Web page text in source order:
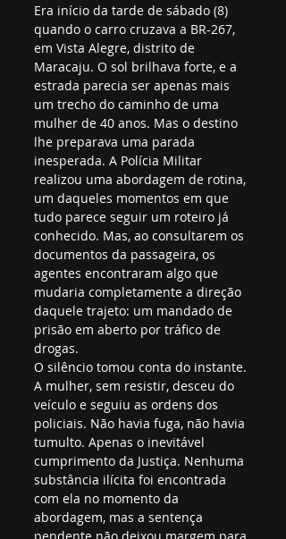
Era início da tarde de sábado (8)
quando o carro cruzava a BR-267,
em Vista Alegre, distrito de
Maracaju. O sol brilhava forte, e a
estrada parecia ser apenas mais
um trecho do caminho de uma
mulher de 40 anos. Mas o destino
lhe preparava uma parada
inesperada. A Polícia Militar
realizou uma abordagem de rotina,
um daqueles momentos em que
tudo parece seguir um roteiro já
conhecido. Mas, ao consultarem os
documentos da passageira, os
agentes encontraram algo que
mudaria completamente a direção
daquele trajeto: um mandado de
prisão em aberto por tráfico de
drogas.
O silêncio tomou conta do instante.
A mulher, sem resistir, desceu do
veículo e seguiu as ordens dos
policiais. Não havia fuga, não havia
tumulto. Apenas o inevitável
cumprimento da Justiça. Nenhuma
substância ilícita foi encontrada
com ela no momento da
abordagem, mas a sentença
pendente não deixou margem para